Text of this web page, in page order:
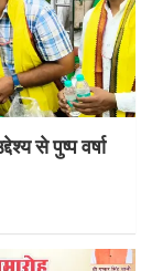
से पुष्प वर्षा